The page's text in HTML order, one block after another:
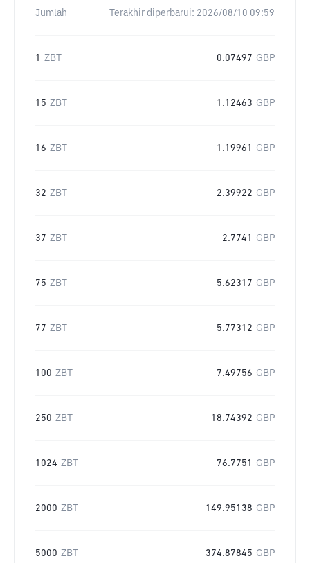
Jumlah Terakhir diperbarui: 2026/08/10 09:59
1 ZBT 0.07497 GBP
15 ZBT 1.12463 GBP
16 ZBT 1.19961 GBP
32 ZBT 2.39922 GBP
37 ZBT 2.7741 GBP
75 ZBT 5.62317 GBP
77 ZBT 5.77312 GBP
100 ZBT 7.49756 GBP
250 ZBT 18.74392 GBP
1024 ZBT 76.7751 GBP
2000 ZBT 149.95138 GBP
5000 ZBT 374.87845 GBP